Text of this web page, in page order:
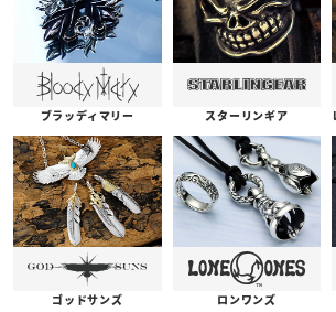
ブラッディマリー スターリンギア
ゴッドサンズ ロンワンズ